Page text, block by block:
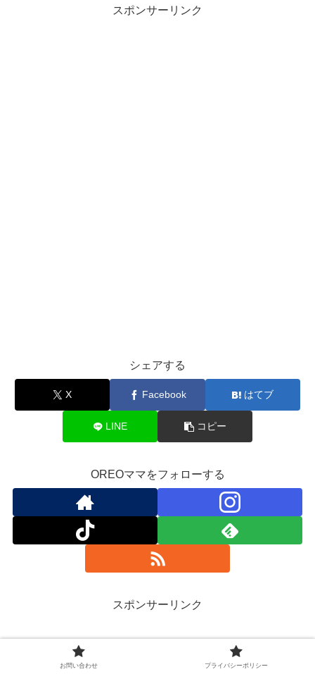
スポンサーリンク
シェアする
X Facebook はてブ
LINE コピー
OREOママをフォローする
スポンサーリンク
お問い合わせ プライバシーポリシー